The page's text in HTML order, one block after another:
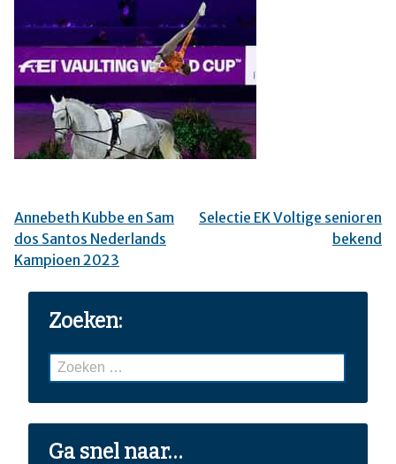
Bericht
navigatie
Annebeth Kubbe en Sam
dos Santos Nederlands
Kampioen 2023
Selectie EK Voltige senioren
bekend
Zoeken:
Zoeken
naar:
Ga snel naar…